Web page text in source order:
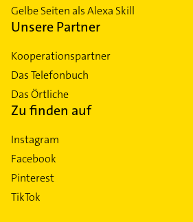
Gelbe Seiten als Alexa Skill
Unsere Partner
Kooperationspartner
Das Telefonbuch
Das Örtliche
Zu finden auf
Instagram
Facebook
Pinterest
TikTok